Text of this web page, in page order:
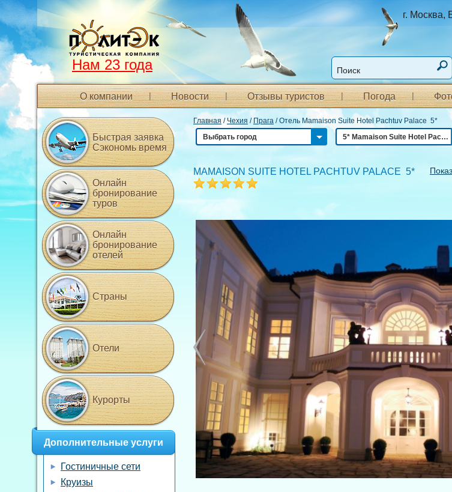
г. Москва,
Нам 23 года
О компании Новости Отзывы туристов Погода
Главная /Чехия /Прага /Отель Mamaison Suite Hotel Pachtuv Palace 5*
Выбрать город
5* Mamaison Suite Hotel Pachtuv Palace
MAMAISON SUITE HOTEL PACHTUV PALACE 5*
Быстрая заявка
Сэкономь время
Онлайн
бронирование
туров
Онлайн
бронирование
отелей
Страны
Отели
Курорты
Дополнительные услуги
Гостиничные сети
Круизы